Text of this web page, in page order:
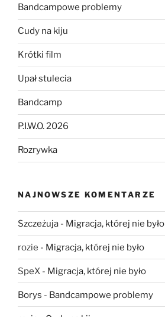
Bandcampowe problemy
Cudy na kiju
Krótki film
Upał stulecia
Bandcamp
P.I.W.O. 2026
Rozrywka
NAJNOWSZE KOMENTARZE
Szczeżuja - Migracja, której nie było
rozie - Migracja, której nie było
SpeX - Migracja, której nie było
Borys - Bandcampowe problemy